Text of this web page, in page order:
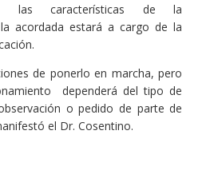
las características de la
acordada estará a cargo de la
de ponerlo en marcha, pero
dependerá del tipo de
o pedido de parte de
el Dr. Cosentino.